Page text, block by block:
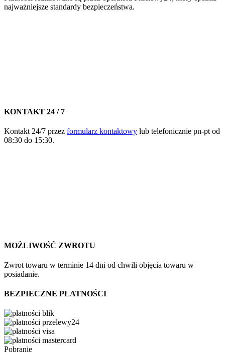
najważniejsze standardy bezpieczeństwa.
KONTAKT 24 / 7
Kontakt 24/7 przez formularz kontaktowy lub telefonicznie pn-pt od
08:30 do 15:30.
MOŻLIWOŚĆ ZWROTU
Zwrot towaru w terminie 14 dni od chwili objęcia towaru w
posiadanie.
BEZPIECZNE PŁATNOŚCI
Pobranie